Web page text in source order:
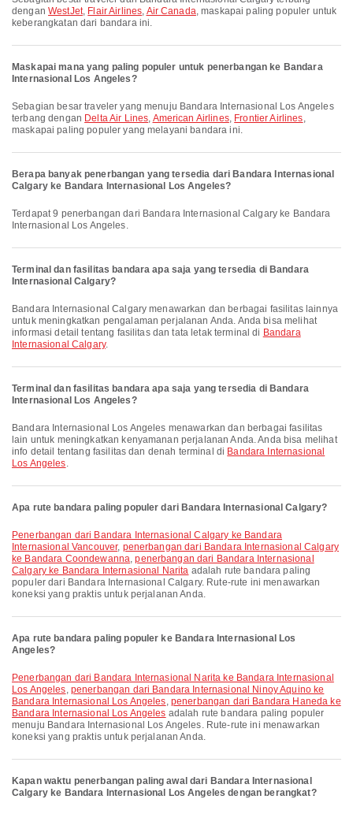
dengan WestJet, Flair Airlines, Air Canada, maskapai paling populer untuk
keberangkatan dari bandara ini.
Maskapai mana yang paling populer untuk penerbangan ke Bandara
Internasional Los Angeles?
Sebagian besar traveler yang menuju Bandara Internasional Los Angeles
terbang dengan Delta Air Lines, American Airlines, Frontier Airlines,
maskapai paling populer yang melayani bandara ini.
Berapa banyak penerbangan yang tersedia dari Bandara Internasional
Calgary ke Bandara Internasional Los Angeles?
Terdapat 9 penerbangan dari Bandara Internasional Calgary ke Bandara
Internasional Los Angeles.
Terminal dan fasilitas bandara apa saja yang tersedia di Bandara
Internasional Calgary?
Bandara Internasional Calgary menawarkan dan berbagai fasilitas lainnya
untuk meningkatkan pengalaman perjalanan Anda. Anda bisa melihat
informasi detail tentang fasilitas dan tata letak terminal di Bandara
Internasional Calgary.
Terminal dan fasilitas bandara apa saja yang tersedia di Bandara
Internasional Los Angeles?
Bandara Internasional Los Angeles menawarkan dan berbagai fasilitas
lain untuk meningkatkan kenyamanan perjalanan Anda. Anda bisa melihat
info detail tentang fasilitas dan denah terminal di Bandara Internasional
Los Angeles.
Apa rute bandara paling populer dari Bandara Internasional Calgary?
penerbangan dari Bandara Internasional Calgary ke Bandara
Internasional Vancouver, penerbangan dari Bandara Internasional Calgary
ke Bandara Coondewanna,penerbangan dari Bandara Internasional
Calgary ke Bandara Internasional Narita adalah rute bandara paling
populer dari Bandara Internasional Calgary. Rute-rute ini menawarkan
koneksi yang praktis untuk perjalanan Anda.
Apa rute bandara paling populer ke Bandara Internasional Los
Angeles?
penerbangan dari Bandara Internasional Narita ke Bandara Internasional
Los Angeles, penerbangan dari Bandara Internasional Ninoy Aquino ke
Bandara Internasional Los Angeles, penerbangan dari Bandara Haneda ke
Bandara Internasional Los Angeles adalah rute bandara paling populer
menuju Bandara Internasional Los Angeles. Rute-rute ini menawarkan
koneksi yang praktis untuk perjalanan Anda.
Kapan waktu penerbangan paling awal dari Bandara Internasional
Calgary ke Bandara Internasional Los Angeles dengan berangkat?